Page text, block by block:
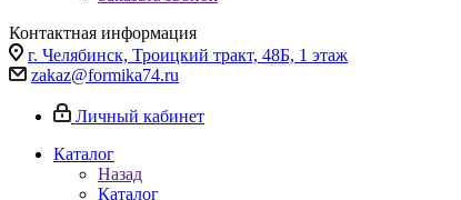
Контактная информация
г. Челябинск, Троицкий тракт, 48Б, 1 этаж
zakaz@formika74.ru
Личный кабинет
Каталог
Назад
Каталог